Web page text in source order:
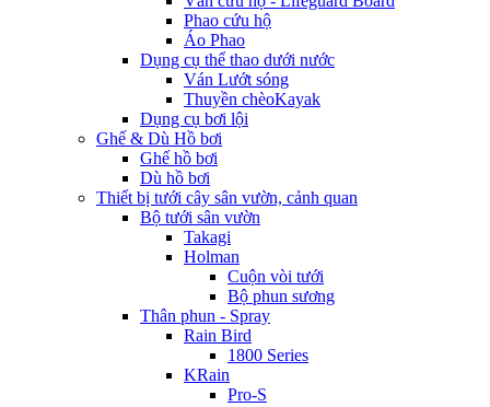
Phao cứu hộ
Áo Phao
Dụng cụ thể thao dưới nước
Ván Lướt sóng
Thuyền chèoKayak
Dụng cụ bơi lội
Ghế & Dù Hồ bơi
Ghế hồ bơi
Dù hồ bơi
Thiết bị tưới cây sân vườn, cảnh quan
Bộ tưới sân vườn
Takagi
Holman
Cuộn vòi tưới
Bộ phun sương
Thân phun - Spray
Rain Bird
1800 Series
KRain
Pro-S